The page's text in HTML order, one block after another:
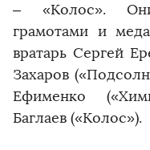
– «Колос».
грамотами и
вратарь Сергей
Захаров
Ефименко
Баглаев («Колос»).